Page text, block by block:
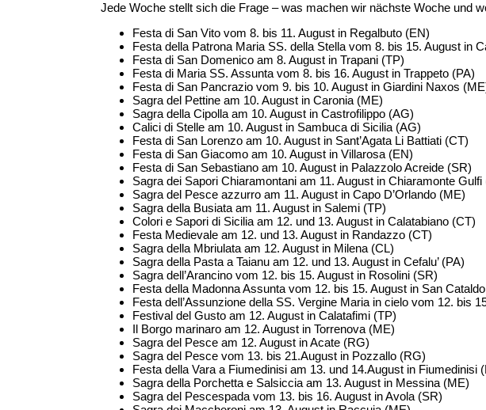
Jede Woche stellt sich die Frage – was machen wir nächste Woche und
Festa di San Vito vom 8. bis 11. August in Regalbuto (EN)
Festa della Patrona Maria SS. della Stella vom 8. bis 15. August in
Festa di San Domenico am 8. August in Trapani (TP)
Festa di Maria SS. Assunta vom 8. bis 16. August in Trappeto (PA)
Festa di San Pancrazio vom 9. bis 10. August in Giardini Naxos
Sagra del Pettine am 10. August in Caronia (ME)
Sagra della Cipolla am 10. August in Castrofilippo (AG)
Calici di Stelle am 10. August in Sambuca di Sicilia (AG)
Festa di San Lorenzo am 10. August in Sant’Agata Li Battiati (CT)
Festa di San Giacomo am 10. August in Villarosa (EN)
Festa di San Sebastiano am 10. August in Palazzolo Acreide (SR)
Sagra dei Sapori Chiaramontani am 11. August in Chiaramonte Gulfi
Sagra del Pesce azzurro am 11. August in Capo D’Orlando (ME)
Sagra della Busiata am 11. August in Salemi (TP)
Colori e Sapori di Sicilia am 12. und 13. August in Calatabiano (CT)
Festa Medievale am 12. und 13. August in Randazzo (CT)
Sagra della Mbriulata am 12. August in Milena (CL)
Sagra della Pasta a Taianu am 12. und 13. August in Cefalu’ (PA)
Sagra dell’Arancino vom 12. bis 15. August in Rosolini (SR)
Festa della Madonna Assunta vom 12. bis 15. August in San
Festa dell’Assunzione della SS. Vergine Maria in cielo vom 12. bis
Festival del Gusto am 12. August in Calatafimi (TP)
Il Borgo marinaro am 12. August in Torrenova (ME)
Sagra del Pesce am 12. August in Acate (RG)
Sagra del Pesce vom 13. bis 21.August in Pozzallo (RG)
Festa della Vara a Fiumedinisi am 13. und 14.August in Fiumedinisi
Sagra della Porchetta e Salsiccia am 13. August in Messina (ME)
Sagra del Pescespada vom 13. bis 16. August in Avola (SR)